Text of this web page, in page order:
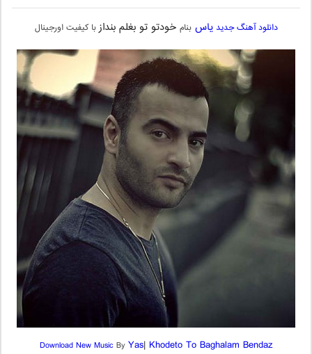
دانلود آهنگ جدید یاسبنام خودتو تو بغلم بندازبا کیفیت اورجینال
Download New MusicByYas| Khodeto To Baghalam Bendaz